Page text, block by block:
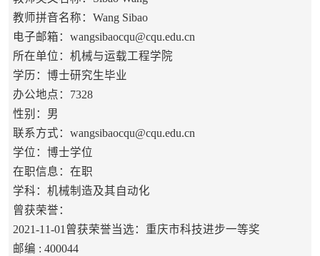
教师拼音名称：Wang Sibao
电子邮箱： wangsibaocqu@cqu.edu.cn
所在单位：机械与运载工程学院
学历：博士研究生毕业
办公地点：7328
性别：男
联系方式：wangsibaocqu@cqu.edu.cn
学位：博士学位
在职信息：在职
学科：机械制造及其自动化
曾获荣誉：
2021-11-01曾获荣誉当选：重庆市科技进步一等奖
邮编 : 400044